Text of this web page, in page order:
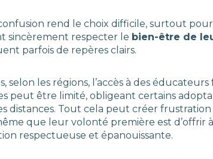
rend le choix difficile, surtout
sincèrement respecter le bien-être de
parfois de repères clairs.
selon les régions, l’accès à des
peut être limité, obligeant certains
distances. Tout cela peut créer
que leur volonté première est d’offrir
respectueuse et épanouissante.